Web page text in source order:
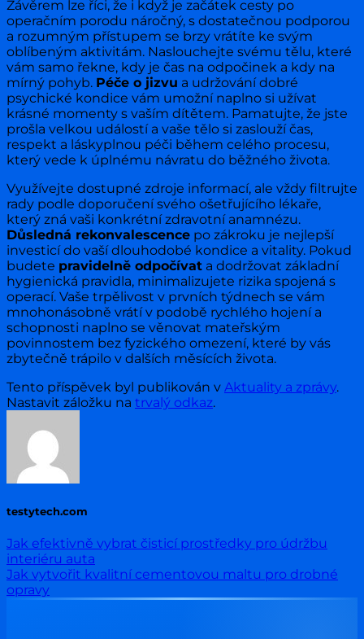
Závěrem lze říci, že i když je začátek cesty po
operačním porodu náročný, s dostatečnou podporou
a rozumným přístupem se brzy vrátíte ke svým
oblíbeným aktivitám. Naslouchejte svému tělu, které
vám samo řekne, kdy je čas na odpočinek a kdy na
mírný pohyb. Péče o jizvu a udržování dobré
psychické kondice vám umožní naplno si užívat
krásné momenty s vaším dítětem. Pamatujte, že jste
prošla velkou událostí a vaše tělo si zaslouží čas,
respekt a láskyplnou péči během celého procesu,
který vede k úplnému návratu do běžného života.
Využívejte dostupné zdroje informací, ale vždy filtrujte
rady podle doporučení svého ošetřujícího lékaře,
který zná vaši konkrétní zdravotní anamnézu.
Důsledná rekonvalescence po zákroku je nejlepší
investicí do vaší dlouhodobé kondice a vitality. Pokud
budete pravidelně odpočívat a dodržovat základní
hygienická pravidla, minimalizujete rizika spojená s
operací. Vaše trpělivost v prvních týdnech se vám
mnohonásobně vrátí v podobě rychlého hojení a
schopnosti naplno se věnovat mateřským
povinnostem bez fyzického omezení, které by vás
zbytečně trápilo v dalších měsících života.
Tento příspěvek byl publikován v Aktuality a zprávy.
Nastavit záložku na trvalý odkaz.
testytech.com
Jak efektivně vybrat čisticí prostředky pro údržbu
interiéru auta
Jak vytvořit kvalitní cementovou maltu pro drobné
opravy